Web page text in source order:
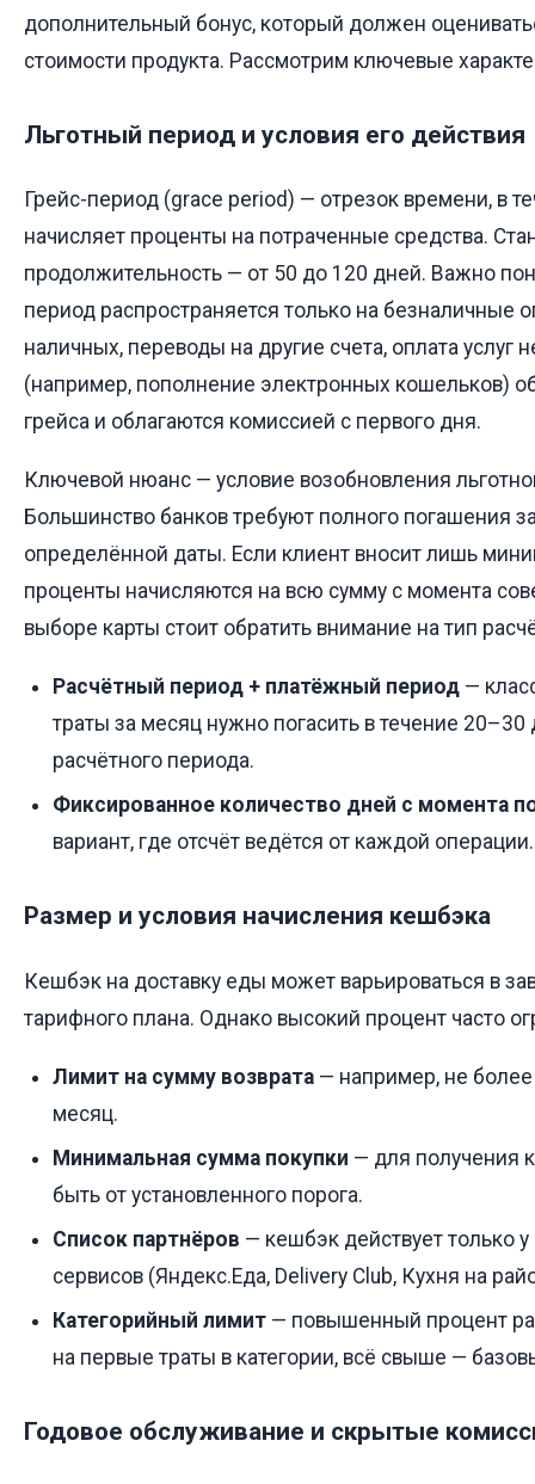
дополнительный бонус, который должен
стоимости продукта. Рассмотрим ключевые
Льготный период и условия его действия
Грейс-период (grace period) — отрезок времени, в
начисляет проценты на потраченные средства.
продолжительность — от 50 до 120 дней. Важно
период распространяется только на безналичные
наличных, переводы на другие счета, оплата услуг
(например, пополнение электронных кошельков)
грейса и облагаются комиссией с первого дня.
Ключевой нюанс — условие возобновления
Большинство банков требуют полного погашения
определённой даты. Если клиент вносит лишь
проценты начисляются на всю сумму с момента
выборе карты стоит обратить внимание на тип
Расчётный период + платёжный период —
траты за месяц нужно погасить в течение
расчётного периода.
Фиксированное количество дней с момента
вариант, где отсчёт ведётся от каждой операции.
Размер и условия начисления кешбэка
Кешбэк на доставку еды может варьироваться в
тарифного плана. Однако высокий процент часто
Лимит на сумму возврата — например, не
месяц.
Минимальная сумма покупки — для получения
быть от установленного порога.
Список партнёров — кешбэк действует только
сервисов (Яндекс.Еда, Delivery Club, Кухня на
Категорийный лимит — повышенный процент
на первые траты в категории, всё свыше —
Годовое обслуживание и скрытые